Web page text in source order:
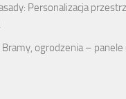
Personalizacja
ogrodzenia –